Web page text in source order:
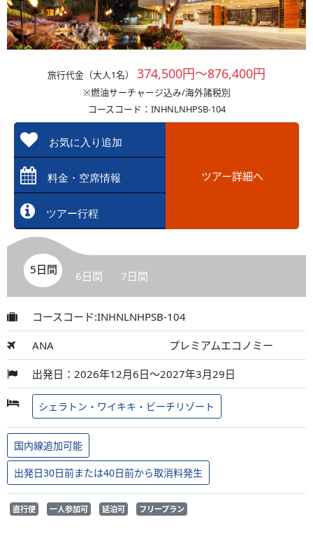
旅行代金（大人1名） 374,500円～876,400円
※燃油サーチャージ込み/海外諸税別
コースコード：INHNLNHPSB-104
お気に入り追加
料金・空席情報
ツアー行程
ツアー詳細へ
5日間 6日間 7日間
コースコード:INHNLNHPSB-104
ANA プレミアムエコノミー
出発日：2026年12月6日～2027年3月29日
シェラトン・ワイキキ・ビーチリゾート
国内線追加可能
出発日30日前または40日前から取消料発生
直行便 一人参加可 延泊可 フリープラン